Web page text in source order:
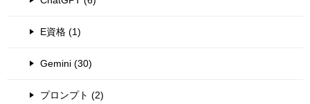
E資格 (1)
Gemini (30)
プロンプト (2)